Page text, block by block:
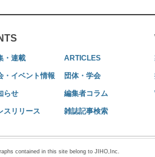
・連載 ARTICLES
・イベント情報 団体・学会
らせ 編集者コラム
スリリース 雑誌記事検索
contained in this site belong to JIHO,Inc.